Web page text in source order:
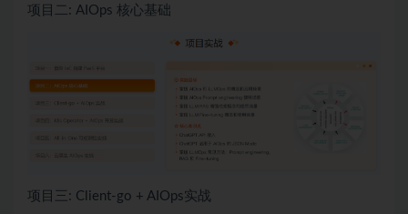
项目二: AIOps 核心基础
项目三: Client-go + AIOps实战